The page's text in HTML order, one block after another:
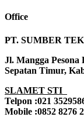
Office
PT. SUMBER
Jl. Mangga
Sepatan Timur,
SLAMET STI
Telpon :021
Mobile :0852 8276